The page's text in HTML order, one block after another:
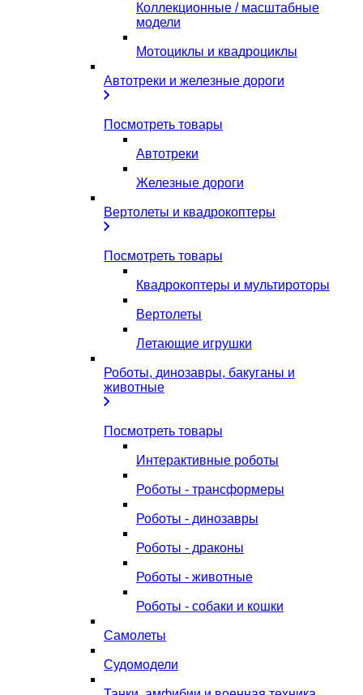
Коллекционные / масштабные
модели
Мотоциклы и квадроциклы
Автотреки и железные дороги
Посмотреть товары
Автотреки
Железные дороги
Вертолеты и квадрокоптеры
Посмотреть товары
Квадрокоптеры и мультироторы
Вертолеты
Летающие игрушки
Роботы, динозавры, бакуганы и
животные
Посмотреть товары
Интерактивные роботы
Роботы - трансформеры
Роботы - динозавры
Роботы - драконы
Роботы - животные
Роботы - собаки и кошки
Самолеты
Судомодели